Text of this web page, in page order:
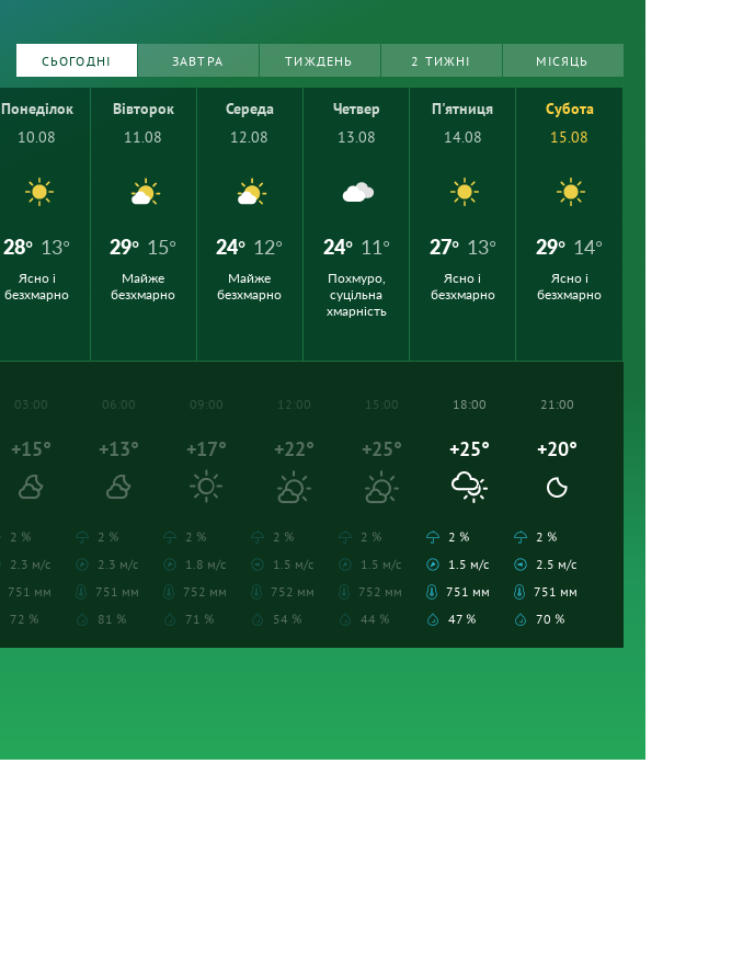
СЬОГОДНІ ЗАВТРА ТИЖДЕНЬ 2 ТИЖНІ МІСЯЦЬ
Понеділок
10.08
28° 13°
Ясно і
безхмарно
Вівторок
11.08
29° 15°
Майже
безхмарно
Середа
12.08
24° 12°
Майже
безхмарно
Четвер
13.08
24° 11°
Похмуро,
суцільна
хмарність
П'ятниця
14.08
27° 13°
Ясно і
безхмарно
Субота
15.08
29° 14°
Ясно і
безхмарно
03:00
+15°
2 %
2.3 м/с
751 мм
72 %
06:00
+13°
2 %
2.3 м/с
751 мм
81 %
09:00
+17°
2 %
1.8 м/с
752 мм
71 %
12:00
+22°
2 %
1.5 м/с
752 мм
54 %
15:00
+25°
2 %
1.5 м/с
752 мм
44 %
18:00
+25°
2 %
1.5 м/с
751 мм
47 %
21:00
+20°
2 %
2.5 м/с
751 мм
70 %